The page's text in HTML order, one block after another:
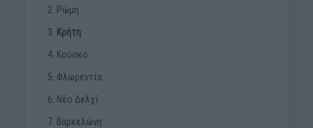
Ρώμη
Κρήτη
Κούσκο
Φλωρεντία
Νέο Δελχί
Βαρκελώνη